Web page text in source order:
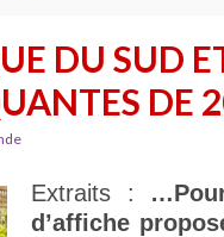
DU SUD
DE
Extraits :
d’affiche